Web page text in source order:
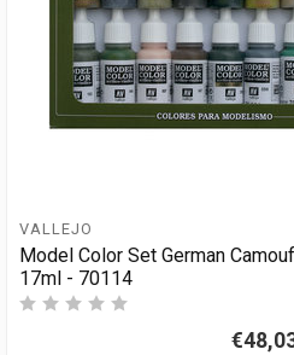
VALLEJO
Model Color Set German
17ml - 70114